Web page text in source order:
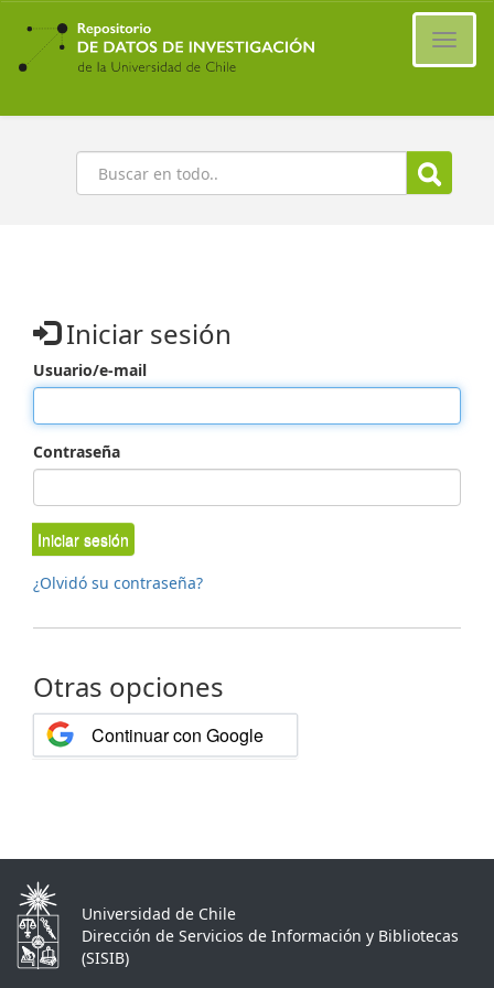
Ir
contenido
principal
Buscar
Iniciar sesión
Usuario/e-mail
Contraseña
Iniciar sesión
¿Olvidó su contraseña?
Otras opciones
Continuar con Google
Universidad de Chile
Dirección de Servicios de Información y Bibliotecas
(SISIB)